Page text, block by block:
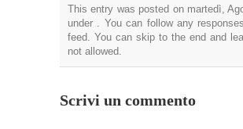
This entry was posted on martedì,
under . You can follow any
feed. You can skip to the end and
not allowed.
Scrivi un commento